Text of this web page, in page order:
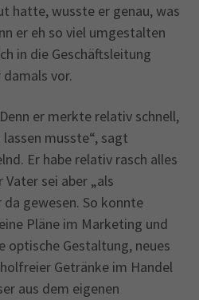
hatte, wusste er genau, was
er eh so viel umgestalten
in die Geschäftsleitung
vor.
er merkte relativ schnell,
musste“, sagt
Er habe relativ rasch alles
sei aber „als
gewesen. So konnte
Pläne im Marketing und
optische Gestaltung, neues
Getränke im Handel
aus dem eigenen